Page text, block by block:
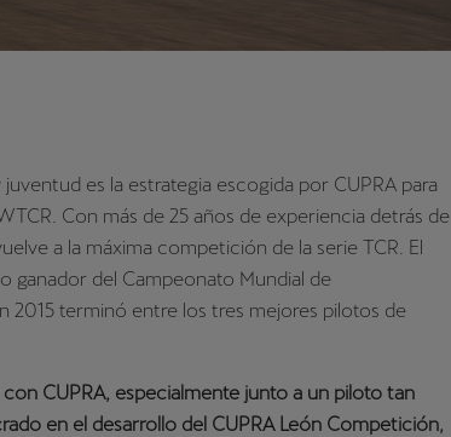
es la estrategia escogida por CUPRA para
Con más de 25 años de experiencia detrás de
a la máxima competición de la serie TCR. El
ganador del Campeonato Mundial de
terminó entre los tres mejores pilotos de
CUPRA, especialmente junto a un piloto tan
en el desarrollo del CUPRA León Competición,